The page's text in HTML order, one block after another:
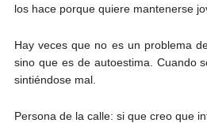
los hace porque quiere mantenerse
Hay veces que no es un problema
sino que es de autoestima. Cuando
sintiéndose mal.
Persona de la calle: si que creo que